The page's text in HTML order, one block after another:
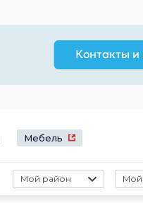
Мебель
Мой район Мой